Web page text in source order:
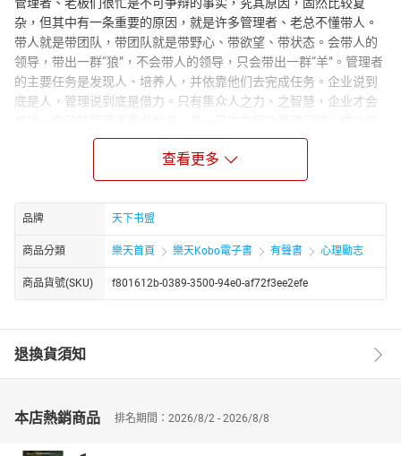
杂，但其中有一条重要的原因，就是许多管理者、老总不懂带人。
带人就是带团队，带团队就是带野心、带欲望、带状态。会带人的
领导，带出一群“狼”，不会带人的领导，只会带出一群“羊”。管理者
的主要任务是发现人、培养人，并依靠他们去完成任务。企业说到
底是人，管理说到底是借力。只有集众人之力、之智慧，企业才会
领导者能把身边的庸才变成干将，人尽其才、集众人的力量与智慧
把企业做强做大。本书理论结合实践，给你一套实用的打造精英团
队与提高自身管理水平的方法。“大道理”不如“实战方法”，“操作步
聚”胜过“宏观理念”！
查看更多
品牌 天下书盟
商品分類 樂天首頁 樂天Kobo電子書 有聲書 心理勵志
商品貨號(SKU) f801612b-0389-3500-94e0-af72f3ee2efe
退換貨須知
本店熱銷商品 排名期間：2026/8/2 - 2026/8/8